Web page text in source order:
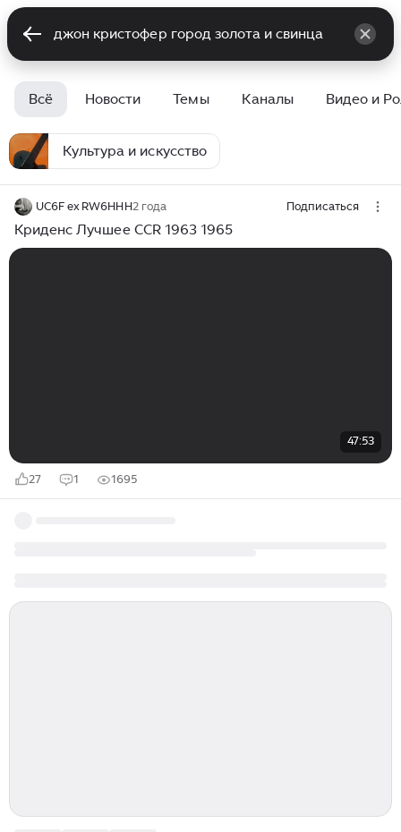
Всё Новости Темы Каналы Видео и
Культура и искусство
UC6F ex RW6HHH2 года Подписаться
Криденс Лучшее CCR 1963 1965
47:53
27 1 1695